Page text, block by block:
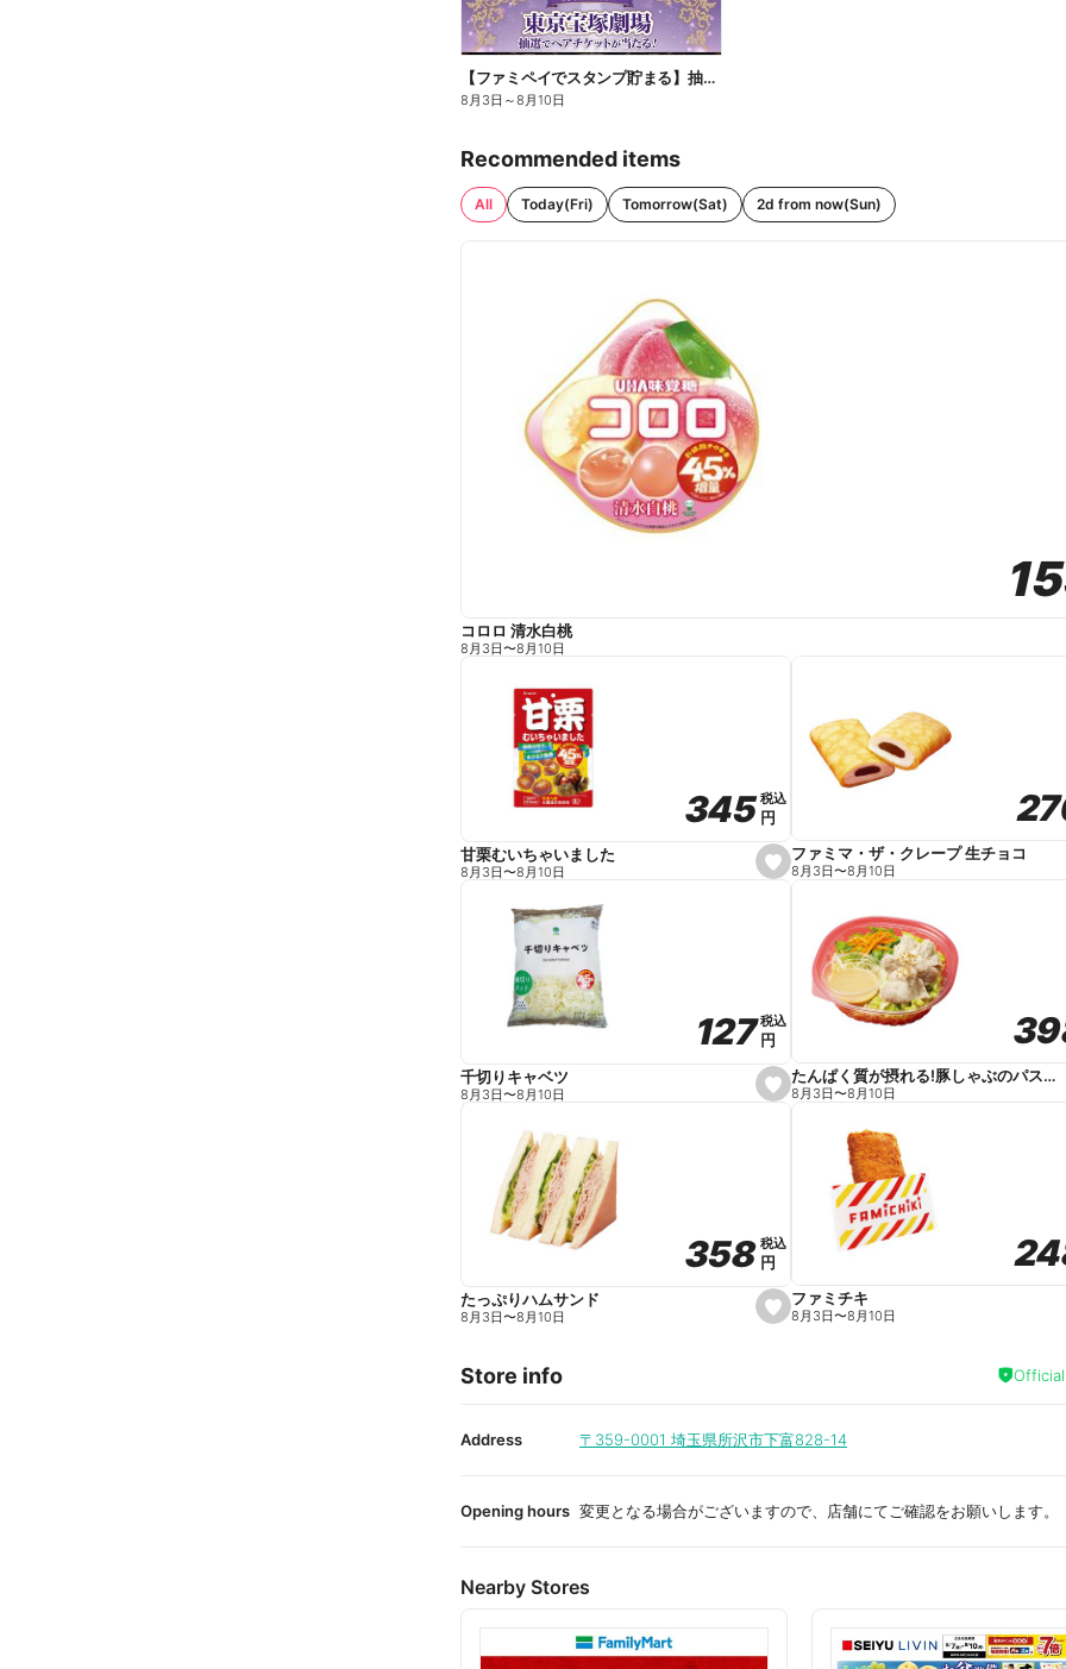
【ファミペイでスタンプ貯まる】抽選でペアチケットが当たる!
8月3日 ～8月10日
Recommended items
All Today(Fri) Tomorrow(Sat) 2d from now(Sun)
コロロ 清水白桃
8月3日〜8月10日
s
e
e
345
345税込
税込
円
円
甘栗むいちゃいました
8月3日〜8月10日
ファミマ・ザ・クレープ 生チョコ
8月3日〜8月10日
s
e
e
127
127税込
税込
円
円
千切りキャベツ
8月3日〜8月10日
たんぱく質が摂れる!豚しゃぶのパスタサラダ
8月3日〜8月10日
s
e
i
t
358
358税込
税込
円
円
たっぷりハムサンド
8月3日〜8月10日
ファミチキ
8月3日〜8月10日
Store info
Address 〒359-0001 埼玉県所沢市下富828-14
Opening hours 変更となる場合がございますので、店舗にてご確認をお願いします。
Nearby Stores